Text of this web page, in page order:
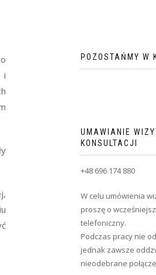
i
POZOSTAŃMY W
UMAWIANIE
KONSULTACJI
+48 696 174 880
W celu umówienia
proszę o
telefoniczny.
Podczas pracy nie
jednak zawsze
nieodebrane